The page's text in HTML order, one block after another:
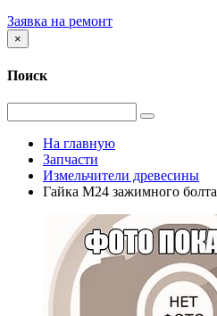
Заявка на ремонт
×
Поиск
На главную
Запчасти
Измельчители древесины
Гайка М24 зажимного болта